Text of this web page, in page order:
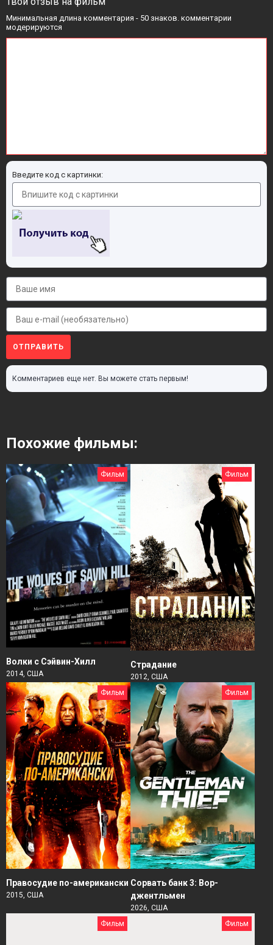
Минимальная длина комментария - 50 знаков. комментарии
модерируются
Введите код с картинки:
ОТПРАВИТЬ
Комментариев еще нет. Вы можете стать первым!
Похожие фильмы:
Фильм
Волки с Сэйвин-Хилл
2014, США
Фильм
Страдание
2012, США
Фильм
Правосудие по-американски
2015, США
Фильм
Сорвать банк 3: Вор-
джентльмен
2026, США
Фильм
Фильм